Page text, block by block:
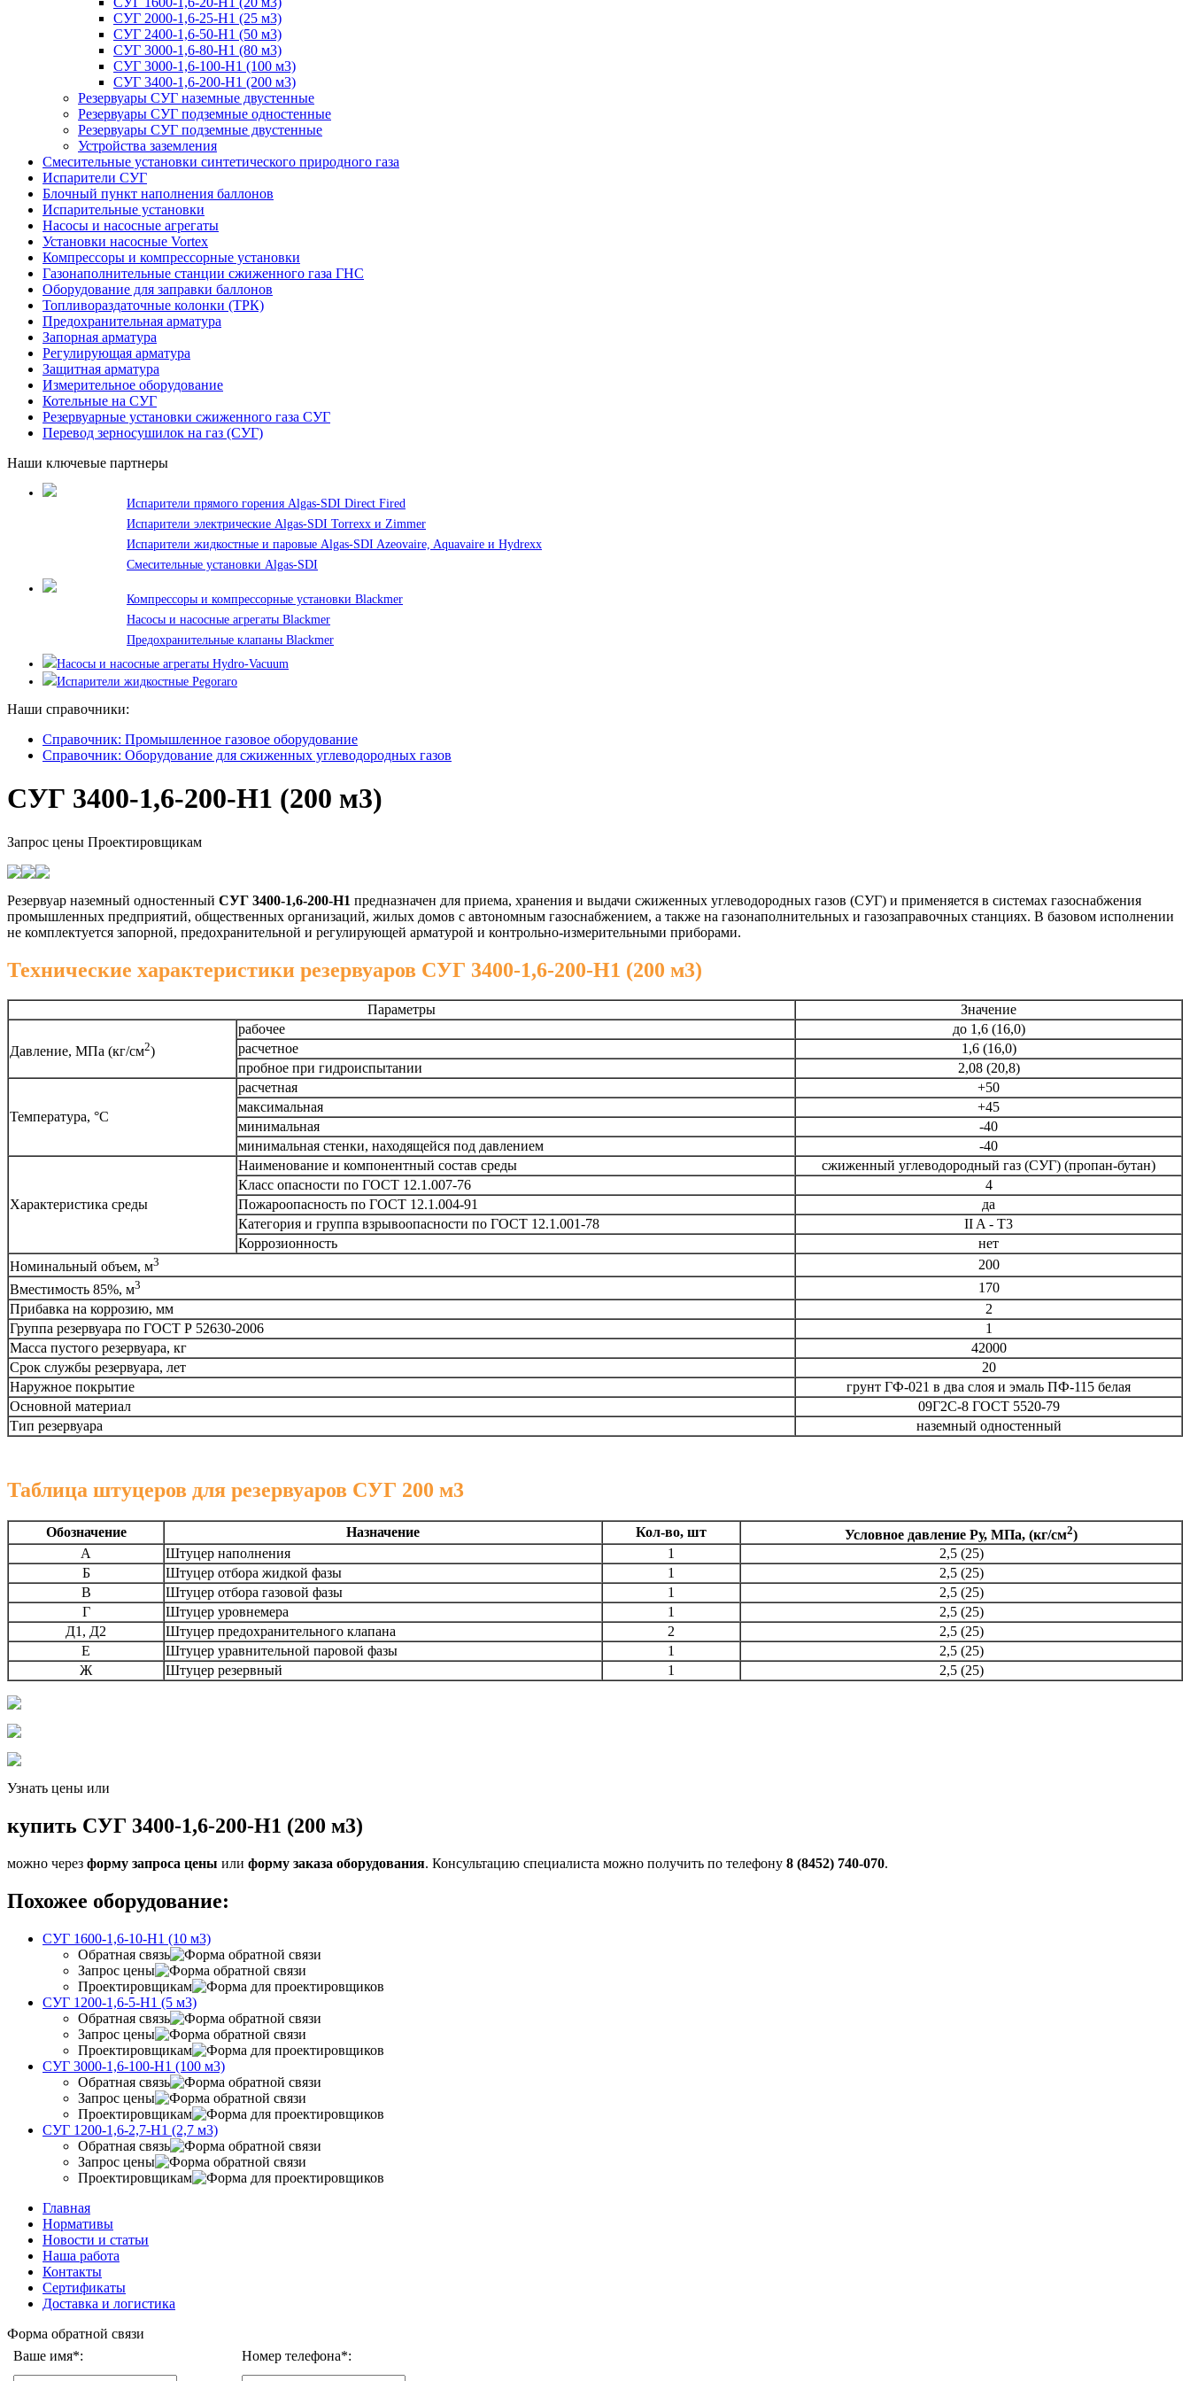
СУГ 2000-1,6-25-Н1 (25 м3)
СУГ 2400-1,6-50-Н1 (50 м3)
СУГ 3000-1,6-80-Н1 (80 м3)
СУГ 3000-1,6-100-Н1 (100 м3)
СУГ 3400-1,6-200-Н1 (200 м3)
Резервуары СУГ наземные двустенные
Резервуары СУГ подземные одностенные
Резервуары СУГ подземные двустенные
Устройства заземления
Смесительные установки синтетического природного газа
Испарители СУГ
Блочный пункт наполнения баллонов
Испарительные установки
Насосы и насосные агрегаты
Установки насосные Vortex
Компрессоры и компрессорные установки
Газонаполнительные станции сжиженного газа ГНС
Оборудование для заправки баллонов
Топливораздаточные колонки (ТРК)
Предохранительная арматура
Запорная арматура
Регулирующая арматура
Защитная арматура
Измерительное оборудование
Котельные на СУГ
Резервуарные установки сжиженного газа СУГ
Перевод зерносушилок на газ (СУГ)
Наши ключевые партнеры
Испарители прямого горения Algas-SDI Direct Fired
Испарители электрические Algas-SDI Torrexx и Zimmer
Испарители жидкостные и паровые Algas-SDI Azeovaire, Aquavaire и Hydrexx
Смесительные установки Algas-SDI
Компрессоры и компрессорные установки Blackmer
Насосы и насосные агрегаты Blackmer
Предохранительные клапаны Blackmer
Насосы и насосные агрегаты Hydro-Vacuum
Испарители жидкостные Pegoraro
Наши справочники:
Справочник: Промышленное газовое оборудование
Справочник: Оборудование для сжиженных углеводородных газов
СУГ 3400-1,6-200-Н1 (200 м3)
Запрос цены Проектировщикам
Резервуар наземный одностенный СУГ 3400-1,6-200-Н1 предназначен для приема, хранения и выдачи сжиженных углеводородных газов (СУГ) и применяется в системах газоснабжения
промышленных предприятий, общественных организаций, жилых домов с автономным газоснабжением, а также на газонаполнительных и газозаправочных станциях. В базовом исполнении
не комплектуется запорной, предохранительной и регулирующей арматурой и контрольно-измерительными приборами.
Технические характеристики резервуаров СУГ 3400-1,6-200-Н1 (200 м3)
Параметры Значение
Давление, МПа (кг/см2)
рабочее
до 1,6 (16,0)
расчетное
1,6 (16,0)
пробное при гидроиспытании
2,08 (20,8)
Температура, °C
расчетная
+50
максимальная
+45
минимальная
-40
минимальная стенки, находящейся под давлением
-40
Характеристика среды
Наименование и компонентный состав среды
сжиженный углеводородный газ (СУГ) (пропан-бутан)
Класс опасности по ГОСТ 12.1.007-76
4
Пожароопасность по ГОСТ 12.1.004-91
да
Категория и группа взрывоопасности по ГОСТ 12.1.001-78
II A - T3
Коррозионность
нет
Номинальный объем, м3
200
Вместимость 85%, м3
170
Прибавка на коррозию, мм
2
Группа резервуара по ГОСТ Р 52630-2006
1
Масса пустого резервуара, кг
42000
Срок службы резервуара, лет
20
Наружное покрытие
грунт ГФ-021 в два слоя и эмаль ПФ-115 белая
Основной материал
09Г2С-8 ГОСТ 5520-79
Тип резервуара
наземный одностенный
Таблица штуцеров для резервуаров СУГ 200 м3
Обозначение Назначение Кол-во, шт Условное давление Ру, МПа, (кг/см2)
А
Штуцер наполнения 1
2,5 (25)
Б
Штуцер отбора жидкой фазы 1
2,5 (25)
В
Штуцер отбора газовой фазы 1
2,5 (25)
Г
Штуцер уровнемера 1
2,5 (25)
Д1, Д2
Штуцер предохранительного клапана 2
2,5 (25)
Е
Штуцер уравнительной паровой фазы 1
2,5 (25)
Ж
Штуцер резервный 1 2,5 (25)
Узнать цены или
купить СУГ 3400-1,6-200-Н1 (200 м3)
можно через форму запроса цены или форму заказа оборудования. Консультацию специалиста можно получить по телефону 8 (8452) 740-070.
Похожее оборудование:
СУГ 1600-1,6-10-Н1 (10 м3)
Обратная связь
Запрос цены
Проектировщикам
СУГ 1200-1,6-5-Н1 (5 м3)
Обратная связь
Запрос цены
Проектировщикам
СУГ 3000-1,6-100-Н1 (100 м3)
Обратная связь
Запрос цены
Проектировщикам
СУГ 1200-1,6-2,7-Н1 (2,7 м3)
Обратная связь
Запрос цены
Проектировщикам
Главная
Нормативы
Новости и статьи
Наша работа
Контакты
Сертификаты
Доставка и логистика
Форма обратной связи
Ваше имя*:
Номер телефона*: